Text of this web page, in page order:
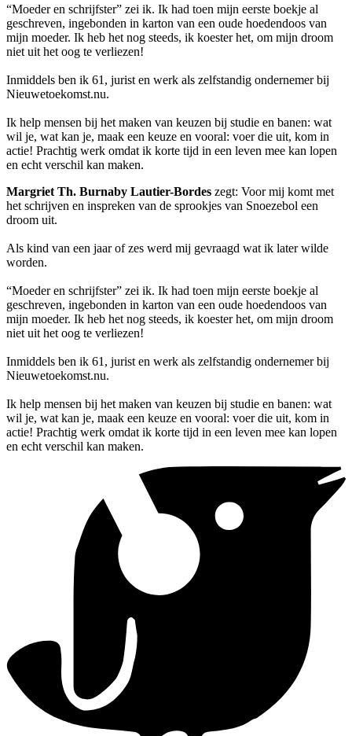
“Moeder en schrijfster” zei ik. Ik had toen mijn eerste boekje al
geschreven, ingebonden in karton van een oude hoedendoos van
mijn moeder. Ik heb het nog steeds, ik koester het, om mijn droom
niet uit het oog te verliezen!
Inmiddels ben ik 61, jurist en werk als zelfstandig ondernemer bij
Nieuwetoekomst.nu.
Ik help mensen bij het maken van keuzen bij studie en banen: wat
wil je, wat kan je, maak een keuze en vooral: voer die uit, kom in
actie! Prachtig werk omdat ik korte tijd in een leven mee kan lopen
en echt verschil kan maken.
Margriet Th. Burnaby Lautier-Bordes zegt: Voor mij komt met
het schrijven en inspreken van de sprookjes van Snoezebol een
droom uit.
Als kind van een jaar of zes werd mij gevraagd wat ik later wilde
worden.
“Moeder en schrijfster” zei ik. Ik had toen mijn eerste boekje al
geschreven, ingebonden in karton van een oude hoedendoos van
mijn moeder. Ik heb het nog steeds, ik koester het, om mijn droom
niet uit het oog te verliezen!
Inmiddels ben ik 61, jurist en werk als zelfstandig ondernemer bij
Nieuwetoekomst.nu.
Ik help mensen bij het maken van keuzen bij studie en banen: wat
wil je, wat kan je, maak een keuze en vooral: voer die uit, kom in
actie! Prachtig werk omdat ik korte tijd in een leven mee kan lopen
en echt verschil kan maken.